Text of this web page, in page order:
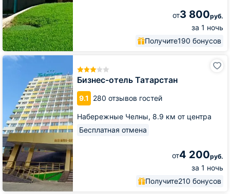
от3 800руб.
за 1 ночь
Получите190 бонусов
Бизнес-отель Татарстан
9.1 280 отзывов гостей
Набережные Челны, 8.9 км от центра
Бесплатная отмена
от4 200руб.
за 1 ночь
Получите210 бонусов
Бизнес-